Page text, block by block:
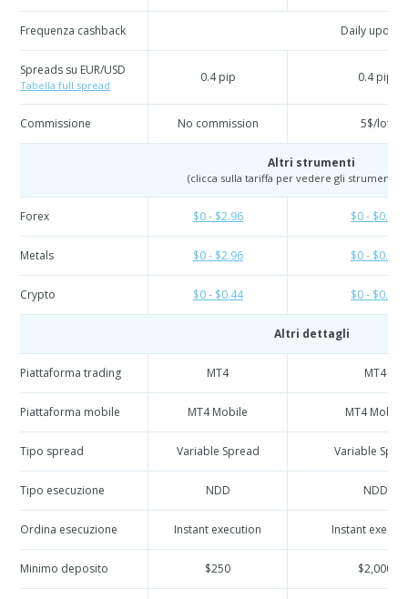
Frequenza cashback Daily
Spreads su EUR/USD
Tabella full spread
0.4 pip 0.4 pip
Commissione No commission 5$/lot
Altri strumenti
(clicca sulla tariffa per vedere gli strumenti
Forex $0 - $2.96 $0 - $0.74
Metals $0 - $2.96 $0 - $0.74
Crypto $0 - $0.44 $0 - $0.44
Altri dettagli
Piattaforma trading MT4 MT4
Piattaforma mobile MT4 Mobile MT4 Mobile
Tipo spread Variable Spread Variable
Tipo esecuzione NDD NDD
Ordina esecuzione Instant execution Instant
Minimo deposito $250 $2,000